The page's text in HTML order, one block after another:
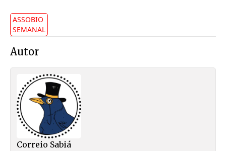
ASSOBIO
SEMANAL
Autor
Correio Sabiá